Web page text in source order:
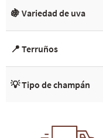
🍇 Variedad de uva
📍 Terruños
💡 Tipo de champán